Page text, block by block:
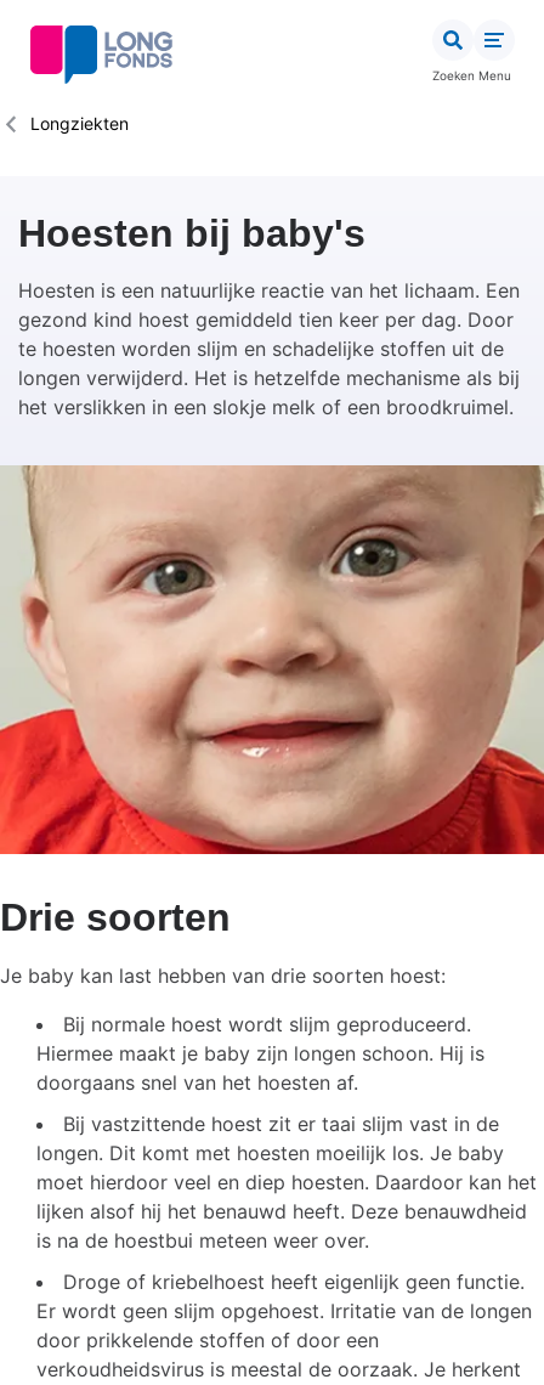
inhoud
Zoeken Menu
Kruimelpad
Longziekten
Hoesten bij baby's
Hoesten is een natuurlijke reactie van het lichaam. Een
gezond kind hoest gemiddeld tien keer per dag. Door
te hoesten worden slijm en schadelijke stoffen uit de
longen verwijderd. Het is hetzelfde mechanisme als bij
het verslikken in een slokje melk of een broodkruimel.
Drie soorten
Je baby kan last hebben van drie soorten hoest:
Bij normale hoest wordt slijm geproduceerd.
Hiermee maakt je baby zijn longen schoon. Hij is
doorgaans snel van het hoesten af.
Bij vastzittende hoest zit er taai slijm vast in de
longen. Dit komt met hoesten moeilijk los. Je baby
moet hierdoor veel en diep hoesten. Daardoor kan het
lijken alsof hij het benauwd heeft. Deze benauwdheid
is na de hoestbui meteen weer over.
Droge of kriebelhoest heeft eigenlijk geen functie.
Er wordt geen slijm opgehoest. Irritatie van de longen
door prikkelende stoffen of door een
verkoudheidsvirus is meestal de oorzaak. Je herkent